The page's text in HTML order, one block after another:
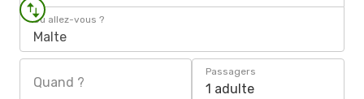
Où allez-vous ?
Malte
Quand ?
Passagers
1 adulte